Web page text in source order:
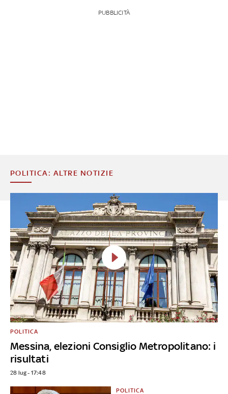
PUBBLICITÀ
POLITICA: ALTRE NOTIZIE
Messina, elezioni Consiglio Metropolitano: i
risultati
POLITICA
28 lug - 17:48
POLITICA